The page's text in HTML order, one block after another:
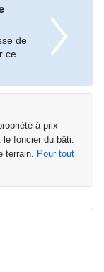
de
ce
à prix
le foncier du bâti.
terrain. Pour tout